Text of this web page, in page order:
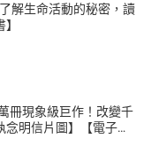
解生命活動的秘密，讀
冊現象級巨作！改變千
念明信片圖】【電子